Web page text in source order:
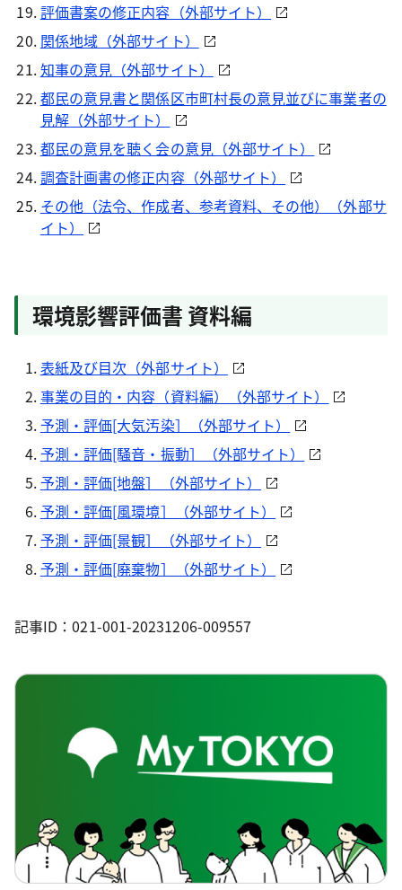
評価書案の修正内容（外部サイト）
関係地域（外部サイト）
知事の意見（外部サイト）
都民の意見書と関係区市町村長の意見並びに事業者の
見解（外部サイト）
都民の意見を聴く会の意見（外部サイト）
調査計画書の修正内容（外部サイト）
その他（法令、作成者、参考資料、その他）（外部サ
イト）
環境影響評価書 資料編
表紙及び目次（外部サイト）
事業の目的・内容（資料編）（外部サイト）
予測・評価[大気汚染］（外部サイト）
予測・評価[騒音・振動］（外部サイト）
予測・評価[地盤］（外部サイト）
予測・評価[風環境］（外部サイト）
予測・評価[景観］（外部サイト）
予測・評価[廃棄物］（外部サイト）
記事ID：021-001-20231206-009557